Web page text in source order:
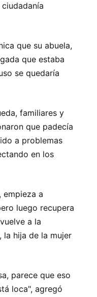
que su abuela,
que estaba
se quedaría
familiares y
que padecía
a problemas
en los
empieza a
luego recupera
a la
la hija de la mujer
parece que eso
loca", agregó